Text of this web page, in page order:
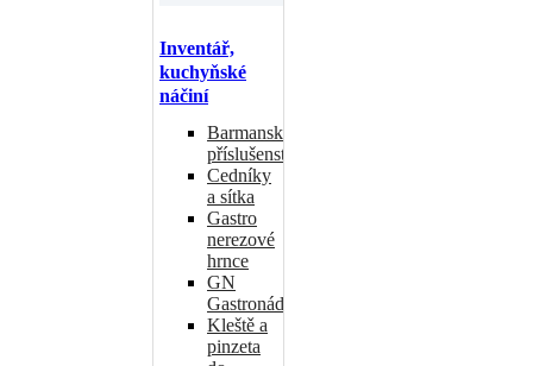
Inventář,
kuchyňské
náčiní
Barmanské
příslušenství
Cedníky
a sítka
Gastro
nerezové
hrnce
GN
Gastronádoby
Kleště a
pinzeta